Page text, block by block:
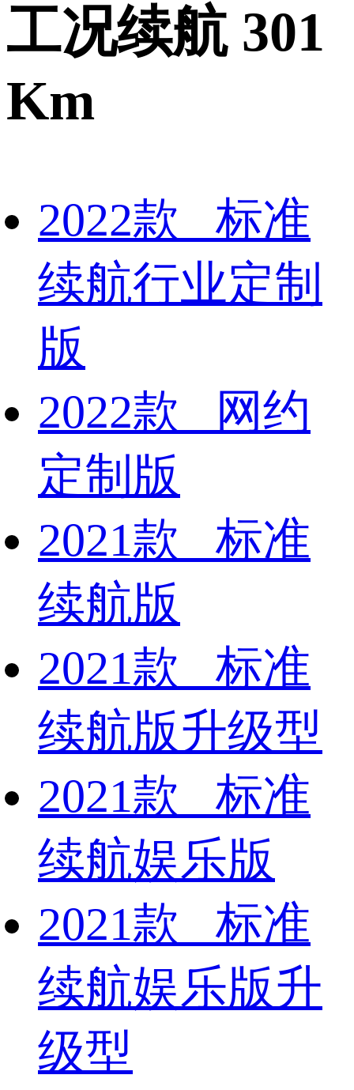
工况续航 301
Km
2022款 标准
续航行业定制
版
2022款 网约
定制版
2021款 标准
续航版
2021款 标准
续航版升级型
2021款 标准
续航娱乐版
2021款 标准
续航娱乐版升
级型